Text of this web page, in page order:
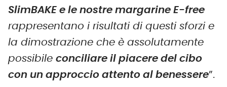
SlimBAKE e le nostre margarine E-free
rappresentano i risultati di questi sforzi e
la dimostrazione che è assolutamente
possibile conciliare il piacere del cibo
con un approccio attento al benessere”.